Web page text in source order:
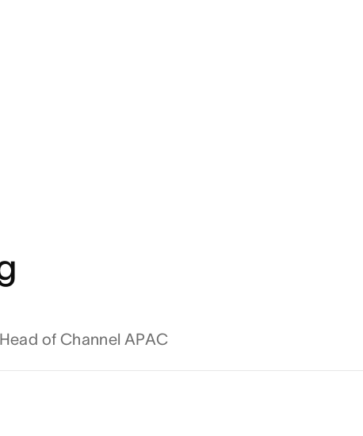
Head of Channel APAC